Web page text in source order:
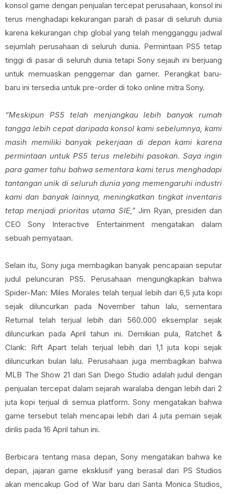
konsol game dengan penjualan tercepat perusahaan, konsol ini
terus menghadapi kekurangan parah di pasar di seluruh dunia
karena kekurangan chip global yang telah mengganggu jadwal
sejumlah perusahaan di seluruh dunia. Permintaan PS5 tetap
tinggi di pasar di seluruh dunia tetapi Sony sejauh ini berjuang
untuk memuaskan penggemar dan gamer. Perangkat baru-
baru ini tersedia untuk pre-order di toko online mitra Sony.
“Meskipun PS5 telah menjangkau lebih banyak rumah
tangga lebih cepat daripada konsol kami sebelumnya, kami
masih memiliki banyak pekerjaan di depan kami karena
permintaan untuk PS5 terus melebihi pasokan. Saya ingin
para gamer tahu bahwa sementara kami terus menghadapi
tantangan unik di seluruh dunia yang memengaruhi industri
kami dan banyak lainnya, meningkatkan tingkat inventaris
tetap menjadi prioritas utama SIE,”Jim Ryan, presiden dan
CEO Sony Interactive Entertainment mengatakan dalam
sebuah pernyataan.
Selain itu, Sony juga membagikan banyak pencapaian seputar
judul peluncuran PS5. Perusahaan mengungkapkan bahwa
Spider-Man: Miles Morales telah terjual lebih dari 6,5 juta kopi
sejak diluncurkan pada November tahun lalu, sementara
Returnal telah terjual lebih dari 560.000 eksemplar sejak
diluncurkan pada April tahun ini. Demikian pula, Ratchet &
Clank: Rift Apart telah terjual lebih dari 1,1 juta kopi sejak
diluncurkan bulan lalu. Perusahaan juga membagikan bahwa
MLB The Show 21 dari San Diego Studio adalah judul dengan
penjualan tercepat dalam sejarah waralaba dengan lebih dari 2
juta kopi terjual di semua platform. Sony mengatakan bahwa
game tersebut telah mencapai lebih dari 4 juta pemain sejak
dirilis pada 16 April tahun ini.
Berbicara tentang masa depan, Sony mengatakan bahwa ke
depan, jajaran game eksklusif yang berasal dari PS Studios
akan mencakup God of War baru dari Santa Monica Studios,